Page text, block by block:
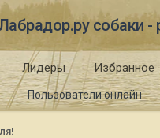
собаки -
Пользователи онлайн
Лидеры Избранное